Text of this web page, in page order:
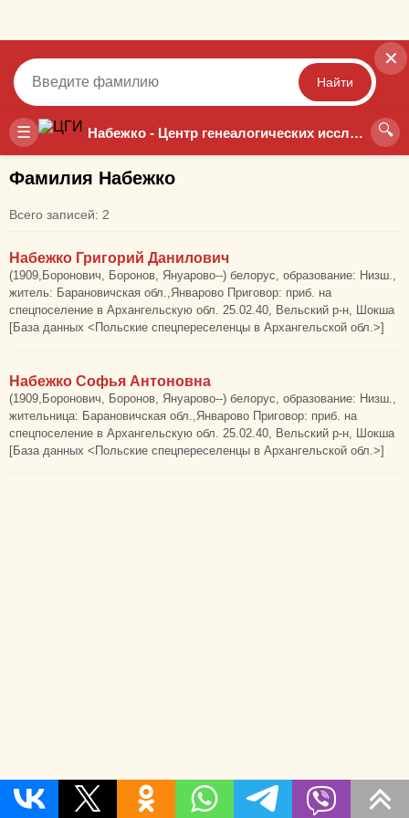
☰ Набежко - Центр генеалогических исследований 🔍
✕
Найти
Точный Неточный
Фамилия Набежко
Всего записей: 2
Набежко Григорий Данилович
(1909,Боронович, Боронов, Януарово--) белорус, образование: Низш.,
житель: Барановичская обл.,Январово Приговор: приб. на
спецпоселение в Архангельскую обл. 25.02.40, Вельский р-н, Шокша
[База данных <Польские спецпереселенцы в Архангельской обл.>]
Набежко Софья Антоновна
(1909,Боронович, Боронов, Януарово--) белорус, образование: Низш.,
жительница: Барановичская обл.,Январово Приговор: приб. на
спецпоселение в Архангельскую обл. 25.02.40, Вельский р-н, Шокша
[База данных <Польские спецпереселенцы в Архангельской обл.>]